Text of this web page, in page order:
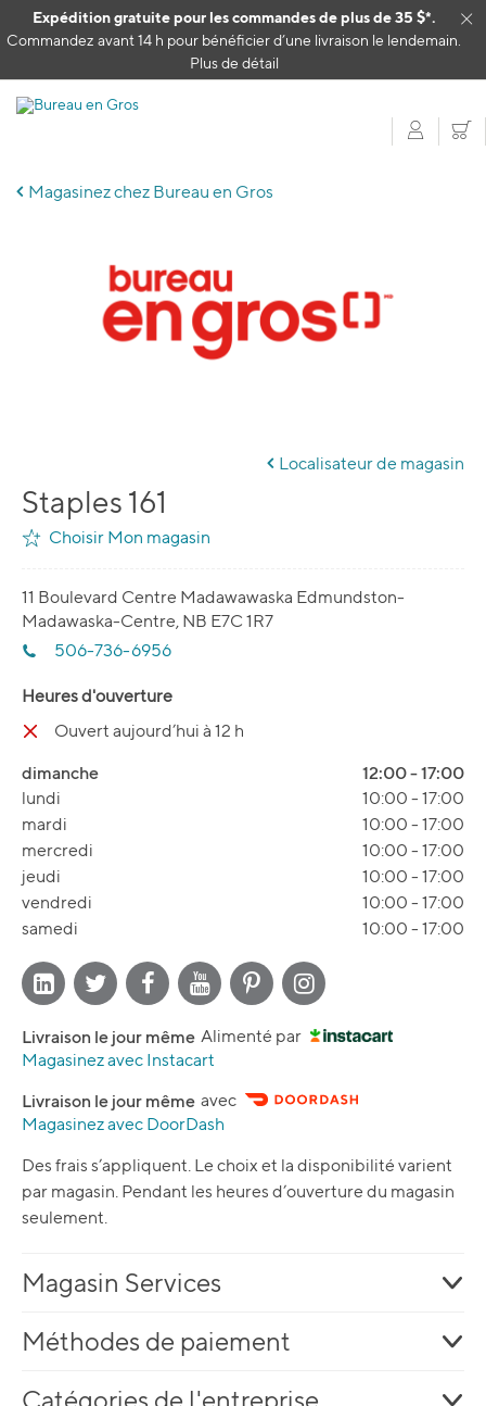
Expédition gratuite pour les commandes de plus de 35 $*.
Commandez avant 14 h pour bénéficier d’une livraison le lendemain.
Plus de détail
Mon
Magasinez chez Bureau en Gros
Localisateur de magasin
Staples 161
Choisir Mon magasin
11 Boulevard Centre Madawawaska Edmundston-
Madawaska-Centre, NB E7C 1R7
506-736-6956
Heures d'ouverture
Ouvert aujourd’hui à 12 h
dimanche 12:00-17:00
lundi 10:00 - 17:00
mardi
10:00 - 17:00
mercredi
10:00 - 17:00
jeudi
10:00 - 17:00
vendredi
10:00 - 17:00
samedi
10:00 - 17:00
Livraison le jour même Alimenté par
Magasinez avec Instacart
Livraison le jour même avec
Magasinez avec DoorDash
Des frais s’appliquent. Le choix et la disponibilité varient
par magasin. Pendant les heures d’ouverture du magasin
seulement.
Magasin Services
Méthodes de paiement